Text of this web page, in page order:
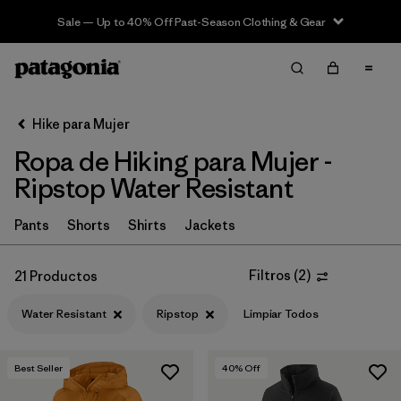
Sale — Up to 40% Off Past-Season Clothing & Gear
Filter & Sort Limpiar Todos
Ordenar Por
Filtrar por
Category
Filtrar por
Price
Filtrar por
Features & Processes
Hike para Mujer
Ropa de Hiking para Mujer -
Ripstop Water Resistant
Pants Shorts Shirts Jackets
21 Productos Filtros (2)
Water Resistant Ripstop Limpiar Todos
Best Seller 40% Off